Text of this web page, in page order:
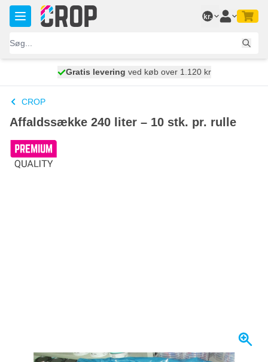
Skip to Content
kr.
vi sender i morgen
Gratis levering ved køb over 1.120 kr
100 dage
CROP
Affaldssække 240 liter – 10 stk. pr. rulle